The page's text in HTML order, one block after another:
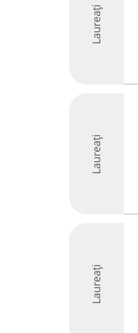
Laureați
Laureați
Laureați